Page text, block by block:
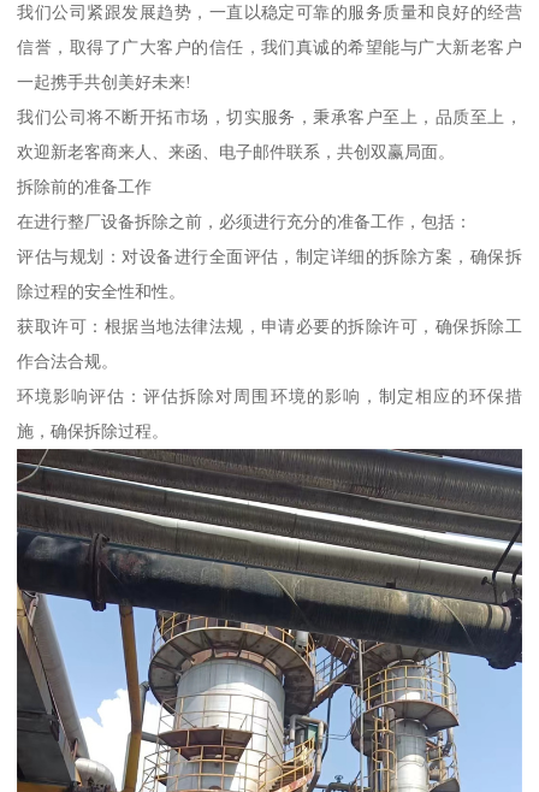
我们公司紧跟发展趋势，一直以稳定可靠的服务质量和良好的经营
信誉，取得了广大客户的信任，我们真诚的希望能与广大新老客户
一起携手共创美好未来!
我们公司将不断开拓市场，切实服务，秉承客户至上，品质至上，
欢迎新老客商来人、来函、电子邮件联系，共创双赢局面。
拆除前的准备工作
在进行整厂设备拆除之前，必须进行充分的准备工作，包括：
评估与规划：对设备进行全面评估，制定详细的拆除方案，确保拆
除过程的安全性和性。
获取许可：根据当地法律法规，申请必要的拆除许可，确保拆除工
作合法合规。
环境影响评估：评估拆除对周围环境的影响，制定相应的环保措
施，确保拆除过程。